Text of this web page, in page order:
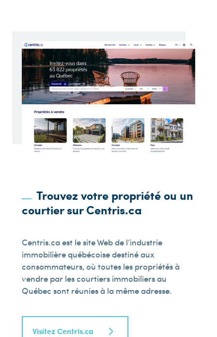
Trouvez votre propriété ou un
courtier sur Centris.ca
Centris.ca est le site Web de l’industrie
immobilière québécoise destiné aux
consommateurs, où toutes les propriétés à
vendre par les courtiers immobiliers au
Québec sont réunies à la même adresse.
Visitez Centris.ca